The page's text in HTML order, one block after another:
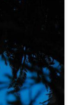
jak papier,
coraz więcej
medycznych
bardziej